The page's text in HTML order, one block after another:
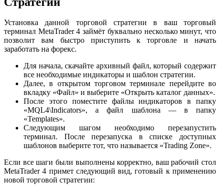
Установка данной торговой стратегии в ваш торговый
терминал MetaTrader 4 займёт буквально несколько минут, что
позволит вам быстро приступить к торговле и начать
заработать на форекс.
Для начала, скачайте архивный файл, который содержит
все необходимые индикаторы и шаблон стратегии.
Далее, в открытом торговом терминале перейдите во
вкладку «Файл» и выберите «Открыть каталог данных».
После этого поместите файлы индикаторов в папку
«MQL4\Indicators», а файл шаблона — в папку
«Templates».
Следующим шагом необходимо перезапустить
терминал. После перезапуска в списке доступных
шаблонов выберите тот, что называется «Trading Zone».
Если все шаги были выполнены корректно, ваш рабочий стол
MetaTrader 4 примет следующий вид, готовый к применению
новой торговой стратегии: